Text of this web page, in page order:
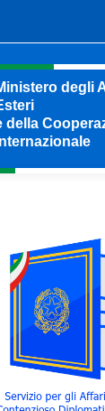
degli
della
Internazionale
degli